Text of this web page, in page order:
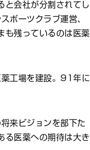
と会社が分割されてし
ポーツクラブ運営、
も残っているのは医薬
工場を建設。91年に
来ビジョンを部下た
る医薬への期待は大き